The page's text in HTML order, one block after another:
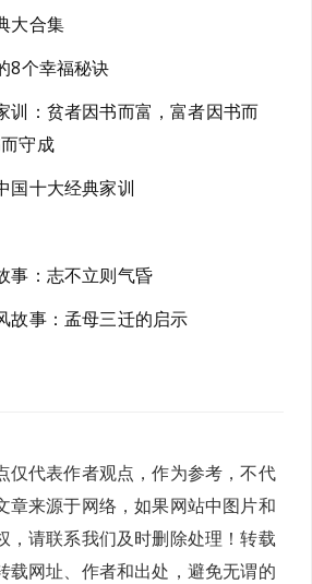
大合集
8个幸福秘诀
训：贫者因书而富，富者因书而
守成
国十大经典家训
事：志不立则气昏
故事：孟母三迁的启示
仅代表作者观点，作为参考，不代
章来源于网络，如果网站中图片和
，请联系我们及时删除处理！转载
载网址、作者和出处，避免无谓的